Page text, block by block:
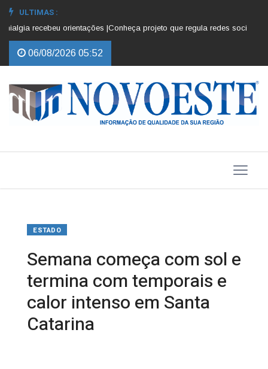
ULTIMAS :
recebeu orientações |Conheça projeto que regula redes sociais para
06/08/2026 05:52
ESTADO
Semana começa com sol e
termina com temporais e
calor intenso em Santa
Catarina